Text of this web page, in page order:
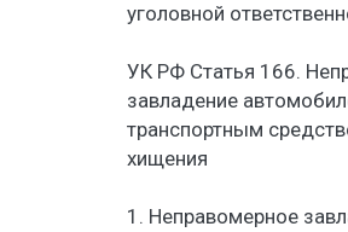
уголовной
УК РФ Статья 166.
завладение
транспортным
хищения
1. Неправомерное